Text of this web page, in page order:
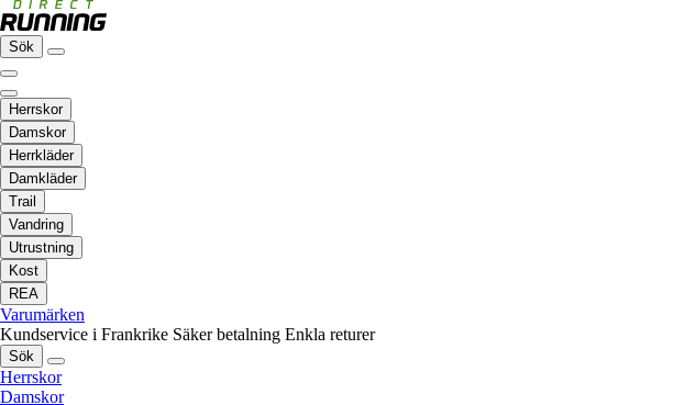
Sök
Herrskor
Damskor
Herrkläder
Damkläder
Trail
Vandring
Utrustning
Kost
REA
Varumärken
Kundservice i Frankrike Säker betalning Enkla returer
Sök
Herrskor
Damskor